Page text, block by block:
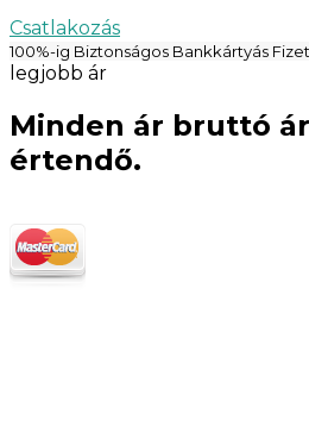
Csatlakozás
100%-ig Biztonságos Bankkártyás
legjobb ár
Minden ár bruttó
értendő.